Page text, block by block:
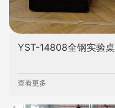
YST-14808全钢实验桌
查看更多